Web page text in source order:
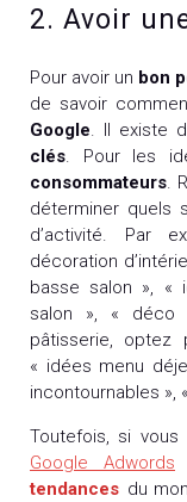
2. Avoir
Pour avoir un bon
de savoir
Google . Il existe
clés . Pour les
consommateurs .
déterminer quels
d’activité. Par
décoration
basse salon », «
salon », « déco
pâtisserie,
« idées menu
incontournables »,
Toutefois, si
Google Adwords
tendances du